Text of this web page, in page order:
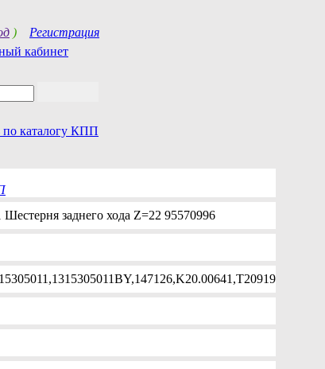
) Регистрация
кабинет
по каталогу КПП
Шестерня заднего хода Z=22 95570996